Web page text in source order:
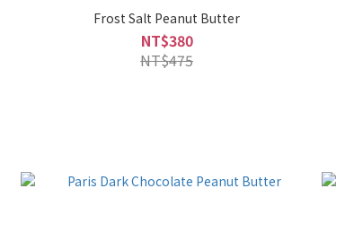
Frost Salt Peanut Butter
NT$380
NT$475